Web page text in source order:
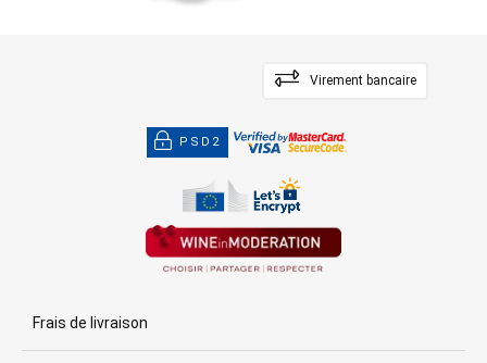
Virement bancaire
PSD2
Frais de livraison